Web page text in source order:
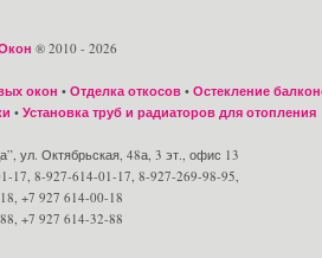
® 2010 - 2026
окон • Отделка откосов• Остекление
• Установка труб и радиаторов для отопления
ул. Октябрьская, 48а, 3 эт., офис 13
17, 8-927-614-01-17, 8-927-269-98-95,
+7 927 614-00-18
+7 927 614-32-88